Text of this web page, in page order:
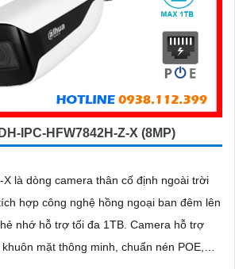
IPC-HFW7842H-Z-X (8MP)
X là dòng camera thân cố định ngoài trời
hợp công nghệ hồng ngoại ban đêm lên
trợ tối đa 1TB. Camera hỗ trợ
mặt thông minh, chuẩn nén POE,